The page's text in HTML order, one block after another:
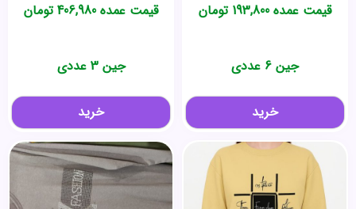
قیمت عمده193,800 تومان
جین 6 عددی
خرید
قیمت عمده406,980 تومان
جین 3 عددی
خرید